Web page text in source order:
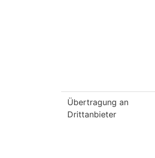
Übertragung an
Drittanbieter